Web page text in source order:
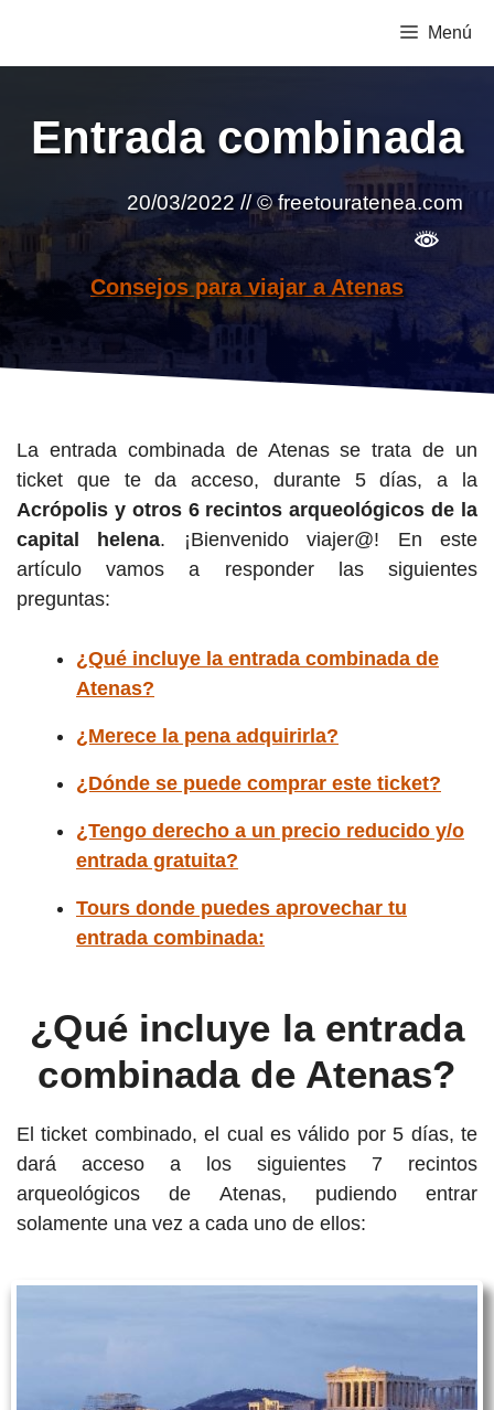
contenido
Menú
Entrada combinada
20/03/2022// © freetouratenea.com
Consejos para viajar a Atenas
La entrada combinada de Atenas se trata de un
ticket que te da acceso, durante 5 días, a la
Acrópolis y otros 6 recintos arqueológicos de la
capital helena. ¡Bienvenido viajer@! En este
artículo vamos a responder las siguientes
preguntas:
¿Qué incluye la entrada combinada de
Atenas?
¿Merece la pena adquirirla?
¿Dónde se puede comprar este ticket?
¿Tengo derecho a un precio reducido y/o
entrada gratuita?
Tours donde puedes aprovechar tu
entrada combinada:
¿Qué incluye la entrada
combinada de Atenas?
El ticket combinado, el cual es válido por 5 días, te
dará acceso a los siguientes 7 recintos
arqueológicos de Atenas, pudiendo entrar
solamente una vez a cada uno de ellos: